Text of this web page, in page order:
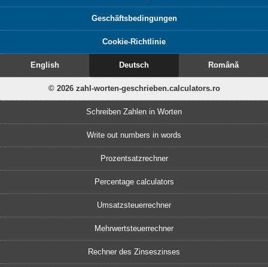
Geschäftsbedingungen
Cookie-Richtlinie
English Deutsch Română
© 2026 zahl-worten-geschrieben.calculators.ro
Schreiben Zahlen in Worten
Write out numbers in words
Prozentsatzrechner
Percentage calculators
Umsatzsteuerrechner
Mehrwertsteuerrechner
Rechner des Zinseszinses